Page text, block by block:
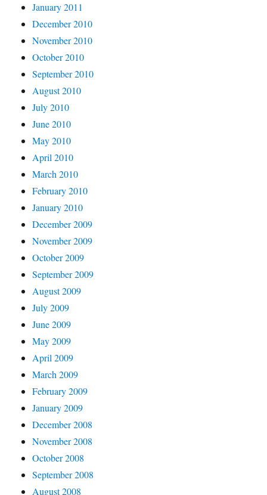
January 2011
December 2010
November 2010
October 2010
September 2010
August 2010
July 2010
June 2010
May 2010
April 2010
March 2010
February 2010
January 2010
December 2009
November 2009
October 2009
September 2009
August 2009
July 2009
June 2009
May 2009
April 2009
March 2009
February 2009
January 2009
December 2008
November 2008
October 2008
September 2008
August 2008